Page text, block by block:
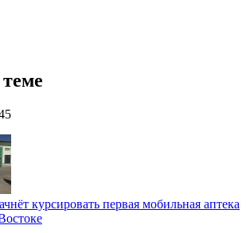
курсировать первая мобильная аптека